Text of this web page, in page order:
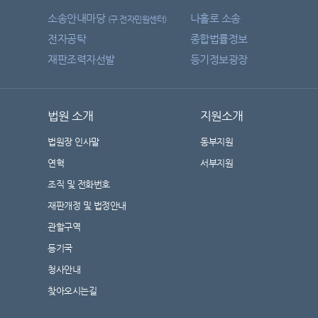
소송안내마당 (구 전자민원센터) 나홀로 소송
전자공탁
종합법률정보
재판조력자선발
등기정보광장
법원 소개
법원장 인사말
연혁
조직 및 전화번호
재판개정 및 법정안내
관할구역
등기국
청사안내
찾아오시는길
지원소개
동부지원
서부지원